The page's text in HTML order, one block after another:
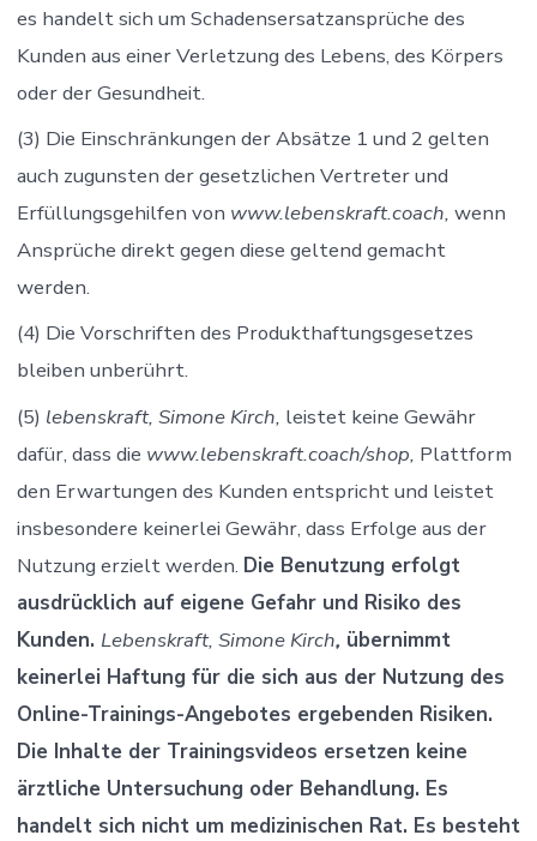
es handelt sich um Schadensersatzansprüche des
Kunden aus einer Verletzung des Lebens, des Körpers
oder der Gesundheit.
(3) Die Einschränkungen der Absätze 1 und 2 gelten
auch zugunsten der gesetzlichen Vertreter und
Erfüllungsgehilfen von www.lebenskraft.coach, wenn
Ansprüche direkt gegen diese geltend gemacht
werden.
(4) Die Vorschriften des Produkthaftungsgesetzes
bleiben unberührt.
(5) lebenskraft, Simone Kirch, leistet keine Gewähr
dafür, dass die www.lebenskraft.coach/shop, Plattform
den Erwartungen des Kunden entspricht und leistet
insbesondere keinerlei Gewähr, dass Erfolge aus der
Nutzung erzielt werden. Die Benutzung erfolgt
ausdrücklich auf eigene Gefahr und Risiko des
Kunden. Lebenskraft, Simone Kirch, übernimmt
keinerlei Haftung für die sich aus der Nutzung des
Online-Trainings-Angebotes ergebenden Risiken.
Die Inhalte der Trainingsvideos ersetzen keine
ärztliche Untersuchung oder Behandlung. Es
handelt sich nicht um medizinischen Rat. Es besteht